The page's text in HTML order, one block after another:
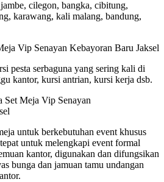
cilegon, bangka, cibitung,
karawang, kali malang, bandung,
pesta serbaguna yang sering kali di
kantor, kursi antrian, kursi kerja dsb.
untuk berkebutuhan event khusus
untuk melengkapi event formal
kantor, digunakan dan difungsikan
bunga dan jamuan tamu undangan